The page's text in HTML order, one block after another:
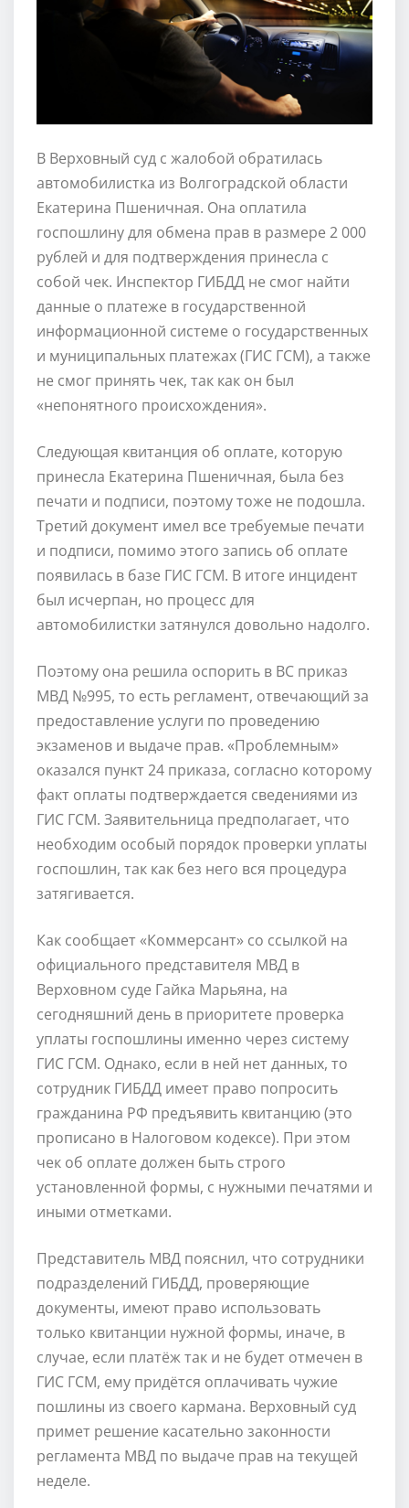
В Верховный суд с жалобой обратилась
автомобилистка из Волгоградской области
Екатерина Пшеничная. Она оплатила
госпошлину для обмена прав в размере 2 000
рублей и для подтверждения принесла с
собой чек. Инспектор ГИБДД не смог найти
данные о платеже в государственной
информационной системе о государственных
и муниципальных платежах (ГИС ГСМ), а также
не смог принять чек, так как он был
«непонятного происхождения».
Следующая квитанция об оплате, которую
принесла Екатерина Пшеничная, была без
печати и подписи, поэтому тоже не подошла.
Третий документ имел все требуемые печати
и подписи, помимо этого запись об оплате
появилась в базе ГИС ГСМ. В итоге инцидент
был исчерпан, но процесс для
автомобилистки затянулся довольно надолго.
Поэтому она решила оспорить в ВС приказ
МВД №995, то есть регламент, отвечающий за
предоставление услуги по проведению
экзаменов и выдаче прав. «Проблемным»
оказался пункт 24 приказа, согласно которому
факт оплаты подтверждается сведениями из
ГИС ГСМ. Заявительница предполагает, что
необходим особый порядок проверки уплаты
госпошлин, так как без него вся процедура
затягивается.
Как сообщает «Коммерсант» со ссылкой на
официального представителя МВД в
Верховном суде Гайка Марьяна, на
сегодняшний день в приоритете проверка
уплаты госпошлины именно через систему
ГИС ГСМ. Однако, если в ней нет данных, то
сотрудник ГИБДД имеет право попросить
гражданина РФ предъявить квитанцию (это
прописано в Налоговом кодексе). При этом
чек об оплате должен быть строго
установленной формы, с нужными печатями и
иными отметками.
Представитель МВД пояснил, что сотрудники
подразделений ГИБДД, проверяющие
документы, имеют право использовать
только квитанции нужной формы, иначе, в
случае, если платёж так и не будет отмечен в
ГИС ГСМ, ему придётся оплачивать чужие
пошлины из своего кармана. Верховный суд
примет решение касательно законности
регламента МВД по выдаче прав на текущей
неделе.